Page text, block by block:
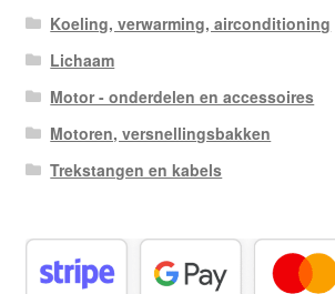
Koeling, verwarming, airconditioning
Lichaam
Motor - onderdelen en accessoires
Motoren, versnellingsbakken
Trekstangen en kabels